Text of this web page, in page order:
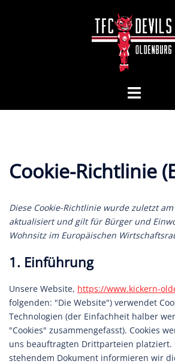
Menü
Cookie-Richtlinie
Diese Cookie-Richtlinie wurde zuletzt
aktualisiert und gilt für Bürger und
Wohnsitz im Europäischen
1. Einführung
Unsere Website, https://www.kickern-
folgenden: "Die Website") verwendet
Technologien (der Einfachheit halber
"Cookies" zusammengefasst). Cookies
uns beauftragten Drittparteien platziert.
stehendem Dokument informieren wir